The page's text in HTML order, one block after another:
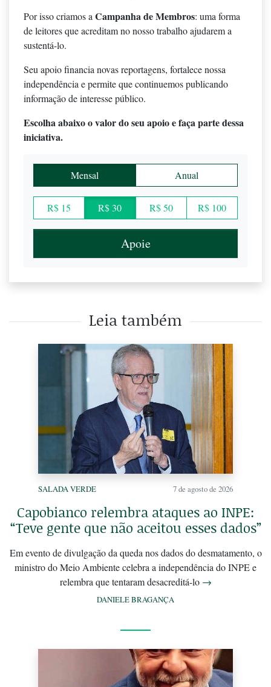
Por isso criamos aCampanha de Membros: uma forma
de leitores que acreditam no nosso trabalho ajudarem a
sustentá-lo.
Seu apoio financia novas reportagens, fortalece nossa
independência e permite que continuemos publicando
informação de interesse público.
Escolha abaixo o valor do seu apoio e faça parte dessa
iniciativa.
Mensal Anual
R$ 15 R$ 30 R$ 50 R$ 100
Apoie
Leia também
SALADA VERDE 7 de agosto de 2026
Capobianco relembra ataques ao INPE:
“Teve gente que não aceitou esses dados”
Em evento de divulgação da queda nos dados do desmatamento, o
ministro do Meio Ambiente celebra a independência do INPE e
relembra que tentaram desacreditá-lo →
DANIELE BRAGANÇA